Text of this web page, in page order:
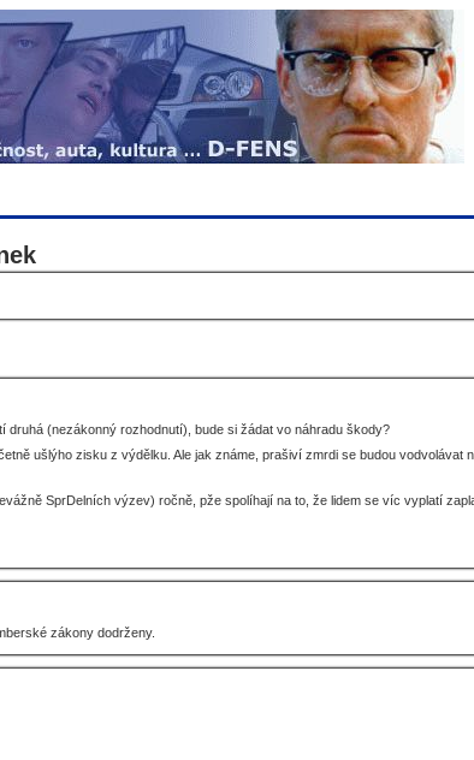
(nezákonný rozhodnutí), bude si žádat vo náhradu škody?
ušlýho zisku z výdělku. Ale jak známe, prašiví zmrdi se budou vodvolávat
SprDelních výzev) ročně, pže spolíhají na to, že lidem se víc vyplatí
zákony dodrženy.